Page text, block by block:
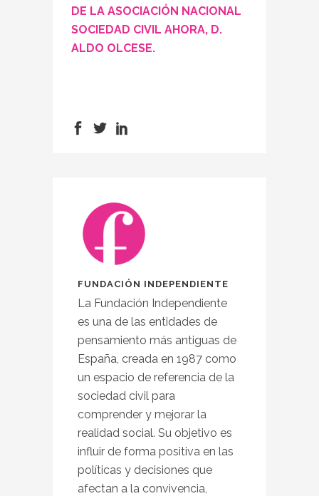
DE LA ASOCIACIÓN NACIONAL
SOCIEDAD CIVIL AHORA, D.
ALDO OLCESE.
FUNDACIÓN INDEPENDIENTE
La Fundación Independiente
es una de las entidades de
pensamiento más antiguas de
España, creada en 1987 como
un espacio de referencia de la
sociedad civil para
comprender y mejorar la
realidad social. Su objetivo es
influir de forma positiva en las
políticas y decisiones que
afectan a la convivencia,